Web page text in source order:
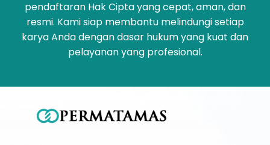
pendaftaran Hak Cipta yang cepat, aman, dan
resmi. Kami siap membantu melindungi setiap
karya Anda dengan dasar hukum yang kuat dan
pelayanan yang profesional.